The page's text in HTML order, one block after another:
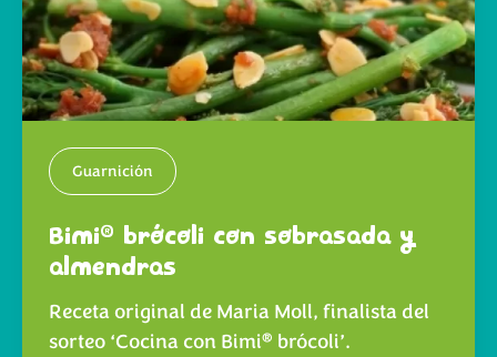
Guarnición
Bimi® brócoli con sobrasada y
almendras
Receta original de Maria Moll, finalista del
sorteo ‘Cocina con Bimi® brócoli’.